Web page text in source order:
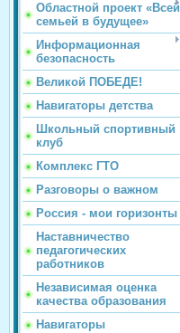
Областной проект «Всей
семьей в будущее»
Информационная
безопасность
Великой ПОБЕДЕ!
Навигаторы детства
Школьный спортивный
клуб
Комплекс ГТО
Разговоры о важном
Россия - мои горизонты
Наставничество
педагогических
работников
Независимая оценка
качества образования
Навигаторы